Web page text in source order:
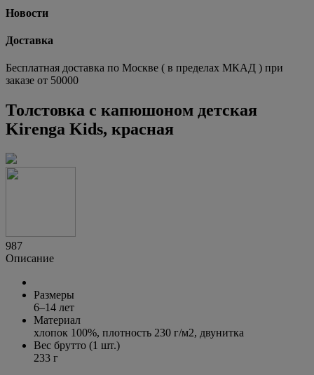
Новости
Доставка
Бесплатная доставка по Москве ( в пределах МКАД ) при
заказе от 50000
Толстовка с капюшоном детская
Kirenga Kids, красная
987
Описание
Размеры
6–14 лет
Материал
хлопок 100%, плотность 230 г/м2, двунитка
Вес брутто (1 шт.)
233 г